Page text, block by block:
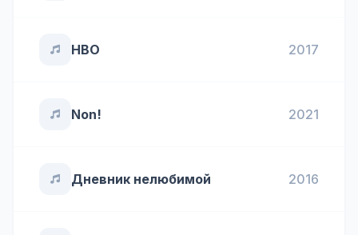
HBO 2017
Non! 2021
Дневник нелюбимой 2016